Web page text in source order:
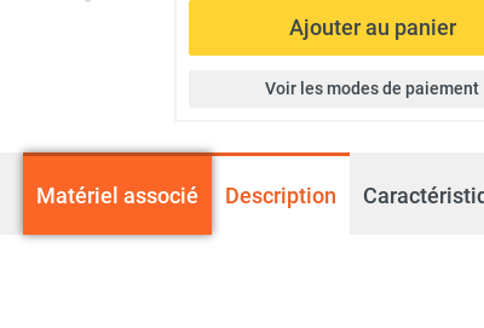
Ajouter au panier
Voir les modes de paiement
Matériel associé Description